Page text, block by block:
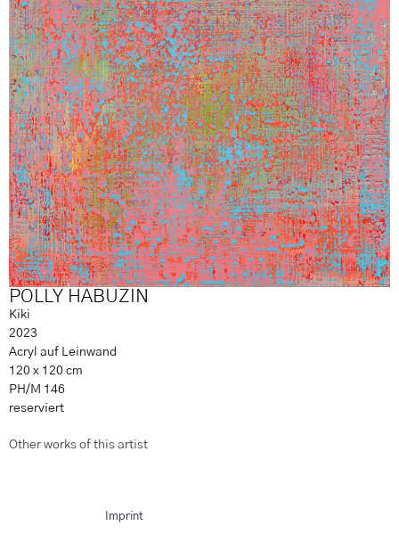
POLLY HABUZIN
Kiki
2023
Acryl auf Leinwand
120 x 120 cm
PH/M 146
reserviert
Other works of this artist
Imprint